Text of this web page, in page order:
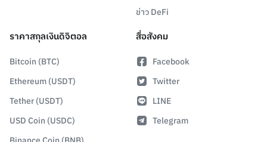
ข่าว DeFi
ราคาสกุลเงินดิจิตอล
Bitcoin (BTC)
Ethereum (USDT)
Tether (USDT)
USD Coin (USDC)
สื่อสังคม
Facebook
Twitter
LINE
Telegram